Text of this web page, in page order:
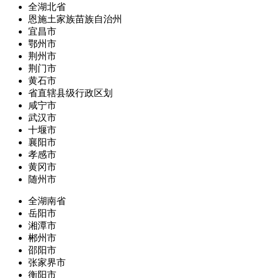
全湖北省
恩施土家族苗族自治州
宜昌市
鄂州市
荆州市
荆门市
黄石市
省直辖县级行政区划
咸宁市
武汉市
十堰市
襄阳市
孝感市
黄冈市
随州市
全湖南省
岳阳市
湘潭市
郴州市
邵阳市
张家界市
衡阳市